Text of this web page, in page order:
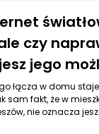
czy
jego
łącza w domu
sam fakt, że w
nie oznacza